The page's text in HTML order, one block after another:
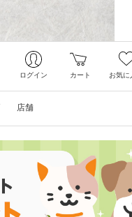
ログイン カート お気に
店舗